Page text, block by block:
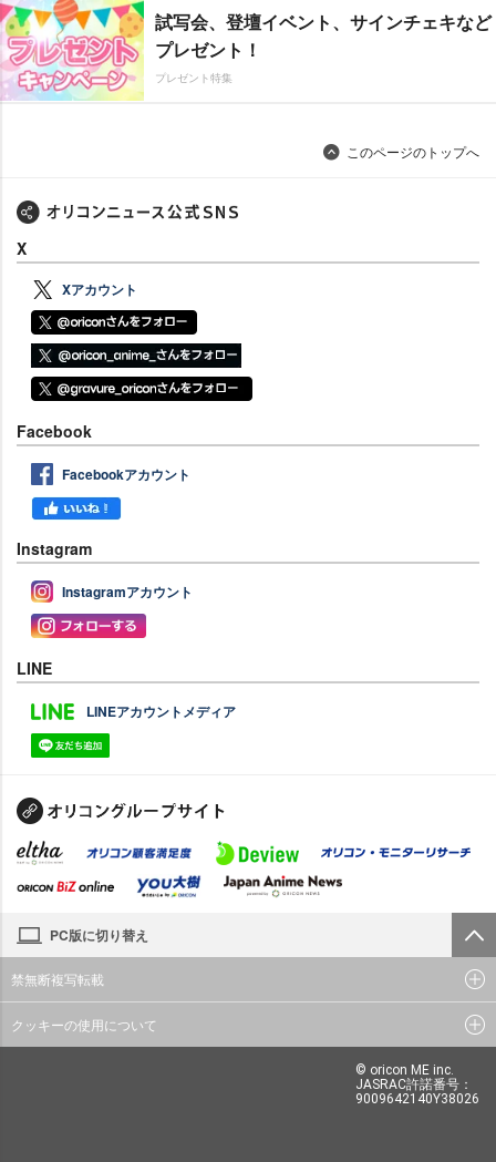
試写会、登壇イベント、サインチェキなど
プレゼント！
プレゼント特集
このページのトップへ
X
Xアカウント
Facebook
Facebookアカウント
Instagram
Instagramアカウント
LINE
LINEアカウントメディア
PC版に切り替え
禁無断複写転載
クッキーの使用について
© oricon ME inc.
JASRAC許諾番号：
9009642140Y38026